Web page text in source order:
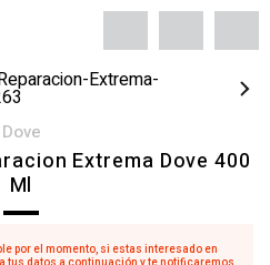
dove
Extrema Dove 400
Ml
por el momento, si estas interesado en